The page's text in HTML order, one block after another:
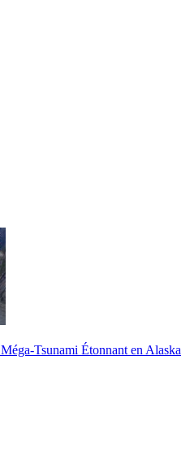
Tsunami Étonnant en Alaska